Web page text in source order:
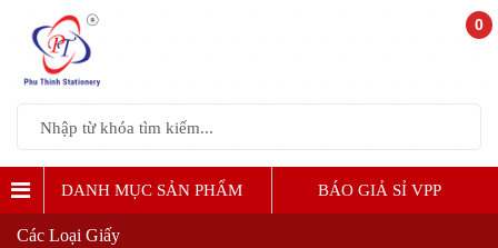
DANH MỤC SẢN PHẨM BÁO GIẢ SỈ VPP
Các Loại Giấy
0